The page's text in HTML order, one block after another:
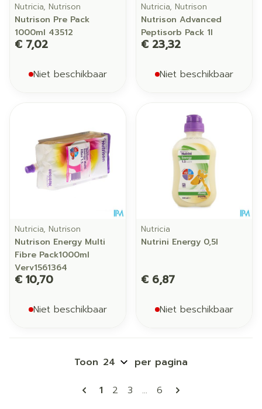
Nutricia, Nutrison
Nutrison Pre Pack
1000ml 43512
€ 7,02
Niet beschikbaar
Nutricia, Nutrison
Nutrison Advanced
Peptisorb Pack 1l
€ 23,32
Niet beschikbaar
Nutricia, Nutrison
Nutrison Energy Multi
Fibre Pack1000ml
Verv1561364
€ 10,70
Niet beschikbaar
Nutricia
Nutrini Energy 0,5l
€ 6,87
Niet beschikbaar
Pagina's
U lees momenteel pagina
1 Pagina
2 Pagina
3 ... Pagina
6
Toon per pagina